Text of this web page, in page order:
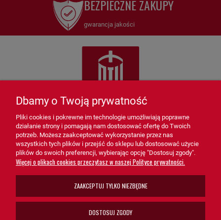
BEZPIECZNE ZAKUPY
gwarancja jakości
INFORMACJE DLA KLIENTÓW
sprzedaz@grupa-ath.pl
(+48) 662 027 377
ul. Targowa 1A/4, 19-300 Ełk
woj. warmińsko-mazurskie
Dbamy o Twoją prywatność
Pliki cookies i pokrewne im technologie umożliwiają poprawne
działanie strony i pomagają nam dostosować ofertę do Twoich
potrzeb. Możesz zaakceptować wykorzystanie przez nas
wszystkich tych plików i przejść do sklepu lub dostosować użycie
plików do swoich preferencji, wybierając opcję "Dostosuj zgody".
Więcej o plikach cookies przeczytasz w naszej Polityce prywatności.
ZAAKCEPTUJ TYLKO NIEZBĘDNE
DOSTOSUJ ZGODY